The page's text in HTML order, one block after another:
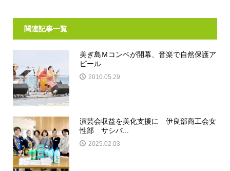
関連記事一覧
美ぎ島Ｍコンベが開幕、音楽で自然保護ア
ピール
2010.05.29
演芸会収益を美化支援に 伊良部商工会女
性部 サシバ...
2025.02.03